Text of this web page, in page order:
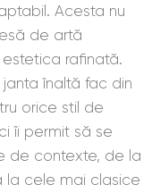
Acesta nu
de artă
rafinată.
înaltă fac din
orice stil de
îi permit să se
de contexte, de la
la cele mai clasice